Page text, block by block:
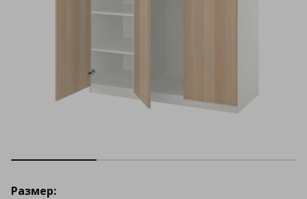
Размер: